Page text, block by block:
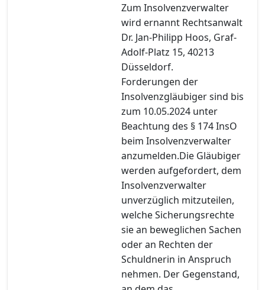
Zum Insolvenzverwalter
wird ernannt Rechtsanwalt
Dr. Jan-Philipp Hoos, Graf-
Adolf-Platz 15, 40213
Düsseldorf.
Forderungen der
Insolvenzgläubiger sind bis
zum 10.05.2024 unter
Beachtung des § 174 InsO
beim Insolvenzverwalter
anzumelden.Die Gläubiger
werden aufgefordert, dem
Insolvenzverwalter
unverzüglich mitzuteilen,
welche Sicherungsrechte
sie an beweglichen Sachen
oder an Rechten der
Schuldnerin in Anspruch
nehmen. Der Gegenstand,